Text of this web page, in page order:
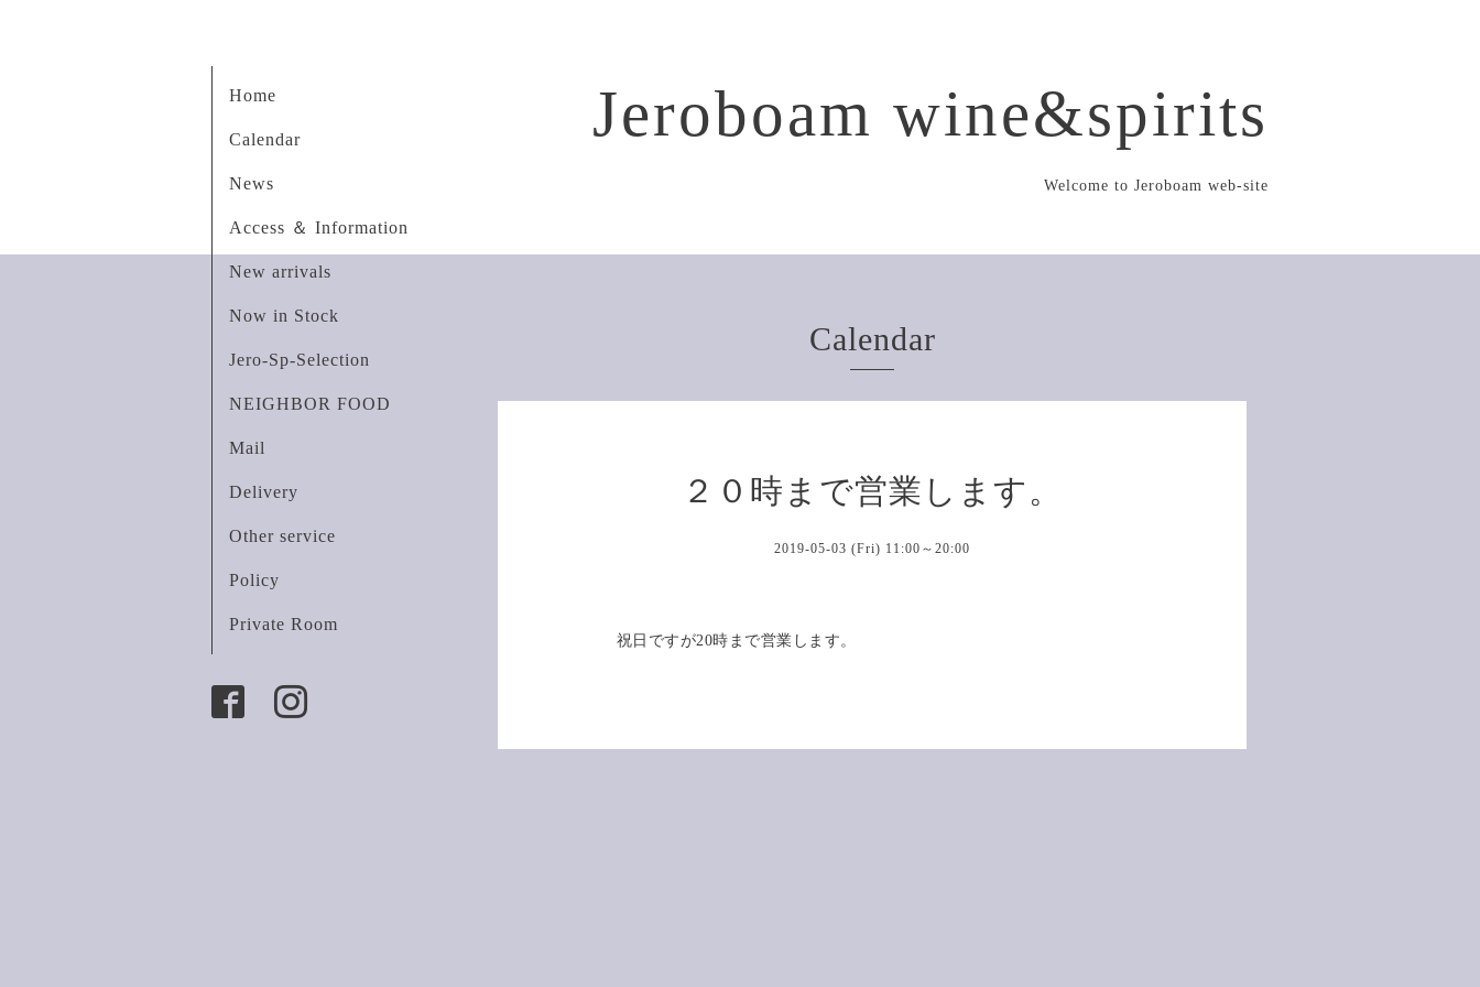
Jeroboam wine&spirits
Welcome to Jeroboam web-site
Home
Calendar
News
Access ＆ Information
New arrivals
Now in Stock
Jero-Sp-Selection
NEIGHBOR FOOD
Mail
Delivery
Other service
Policy
Private Room
Calendar
２０時まで営業します。
2019-05-03 (Fri) 11:00～20:00
祝日ですが20時まで営業します。